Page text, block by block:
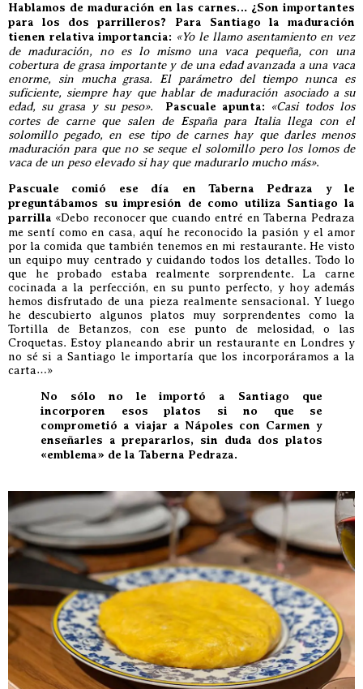
Hablamos de maduración en las carnes… ¿Son importantes
para los dos parrilleros? Para Santiago la maduración
tienen relativa importancia: «Yo le llamo asentamiento en vez
de maduración, no es lo mismo una vaca pequeña, con una
cobertura de grasa importante y de una edad avanzada a una vaca
enorme, sin mucha grasa. El parámetro del tiempo nunca es
suficiente, siempre hay que hablar de maduración asociado a su
edad, su grasa y su peso». Pascuale apunta:
«Casi todos los
cortes de carne que salen de España para Italia llega con el
solomillo pegado, en ese tipo de carnes hay que darles menos
maduración para que no se seque el solomillo pero los lomos de
vaca de un peso elevado si hay que madurarlo mucho más».
Pascuale comió ese día en Taberna Pedraza y le
preguntábamos su impresión de como utiliza Santiago la
parrilla «Debo reconocer que cuando entré en Taberna Pedraza
me sentí como en casa, aquí he reconocido la pasión y el amor
por la comida que también tenemos en mi restaurante. He visto
un equipo muy centrado y cuidando todos los detalles. Todo lo
que he probado estaba realmente sorprendente. La carne
cocinada a la perfección, en su punto perfecto, y hoy además
hemos disfrutado de una pieza realmente sensacional. Y luego
he descubierto algunos platos muy sorprendentes como la
Tortilla de Betanzos, con ese punto de melosidad, o las
Croquetas. Estoy planeando abrir un restaurante en Londres y
no sé si a Santiago le importaría que los incorporáramos a la
carta…»
No sólo no le importó a Santiago que
incorporen esos platos si no que se
comprometió a viajar a Nápoles con Carmen y
enseñarles a prepararlos, sin duda dos platos
«emblema» de la Taberna Pedraza.